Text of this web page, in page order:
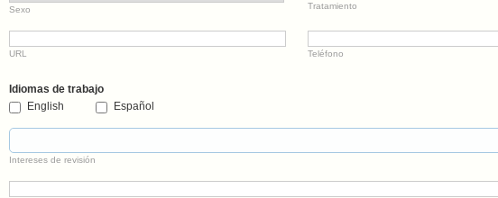
Sexo Tratamiento
URL Teléfono
Idiomas de trabajo
English
Español
Intereses de revisión